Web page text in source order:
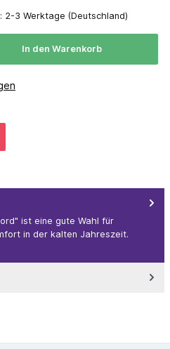
3 Werktage (Deutschland)
In den Warenkorb
ist eine gute Wahl für
in der kalten Jahreszeit.